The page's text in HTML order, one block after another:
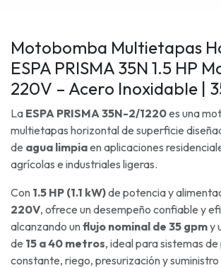
Motobomba Multietapas
ESPA PRISMA 35N 1.5 HP
220V – Acero Inoxidable |
La ESPA PRISMA 35N-2/1220es una
multietapas horizontal de superficie
de agua limpiaen aplicaciones
agrícolas e industriales ligeras.
Con 1.5 HP (1.1 kW)de potencia y
220V, ofrece un desempeño confiable y
alcanzando unflujo nominal de 35 gpmy
de 15 a 40 metros, ideal para sistemas de
constante, riego, presurización y suministro